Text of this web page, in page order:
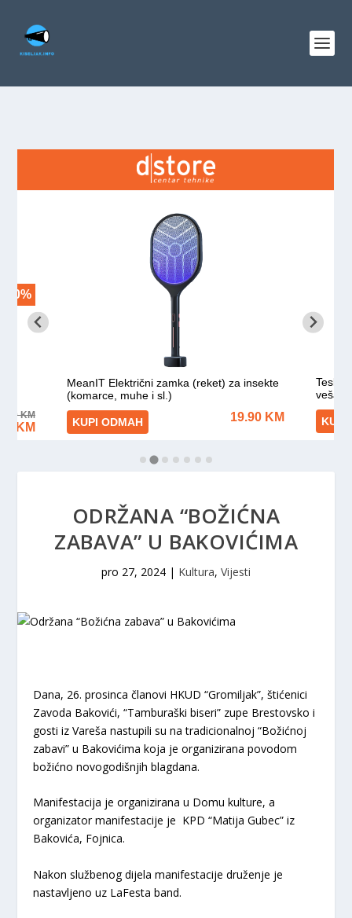
ODRŽANA “BOŽIĆNA
ZABAVA” U BAKOVIĆIMA
pro 27, 2024 | Kultura, Vijesti
Dana, 26. prosinca članovi HKUD “Gromiljak”, štićenici
Zavoda Bakovići, “Tamburaški biseri” zupe Brestovsko i
gosti iz Vareša nastupili su na tradicionalnoj “Božićnoj
zabavi” u Bakovićima koja je organizirana povodom
božićno novogodišnjih blagdana.
Manifestacija je organizirana u Domu kulture, a
organizator manifestacije je KPD “Matija Gubec” iz
Bakovića, Fojnica.
Nakon službenog dijela manifestacije druženje je
nastavljeno uz LaFesta band.